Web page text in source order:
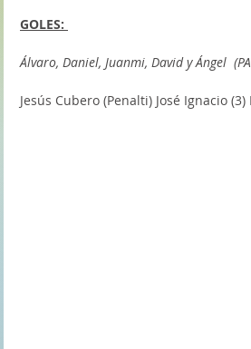
GOLES:
Álvaro, Daniel, Juanmi, David y Ángel
Jesús Cubero (Penalti) José Ignacio (3)